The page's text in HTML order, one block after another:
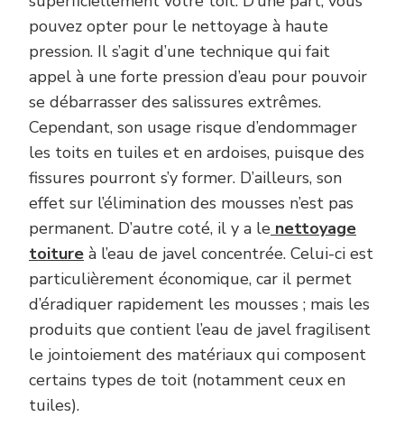
pouvez opter pour le nettoyage à haute
pression. Il s’agit d’une technique qui fait
appel à une forte pression d’eau pour pouvoir
se débarrasser des salissures extrêmes.
Cependant, son usage risque d’endommager
les toits en tuiles et en ardoises, puisque des
fissures pourront s’y former. D’ailleurs, son
effet sur l’élimination des mousses n’est pas
permanent. D’autre coté, il y a le nettoyage
toiture à l’eau de javel concentrée. Celui-ci est
particulièrement économique, car il permet
d’éradiquer rapidement les mousses ; mais les
produits que contient l’eau de javel fragilisent
le jointoiement des matériaux qui composent
certains types de toit (notamment ceux en
tuiles).